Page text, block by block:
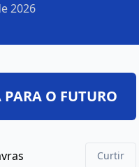
2026
Curtir
PARA O FUTURO